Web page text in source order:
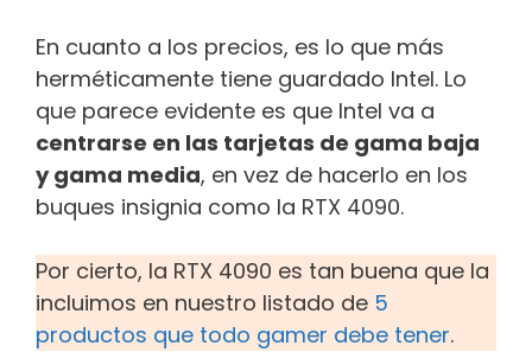
En cuanto a los precios, es lo que más
herméticamente tiene guardado Intel. Lo
que parece evidente es que Intel va a
centrarse en las tarjetas de gama baja
y gama media, en vez de hacerlo en los
buques insignia como la RTX 4090.
Por cierto, la RTX 4090 es tan buena que la
incluimos en nuestro listado de 5
productos que todo gamer debe tener.